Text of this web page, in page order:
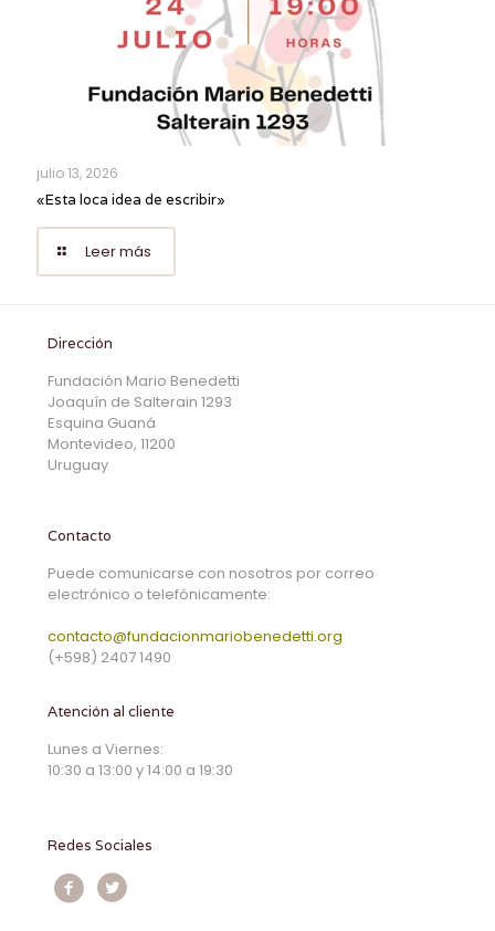
julio 13, 2026
«Esta loca idea de escribir»
Leer más
Dirección
Fundación Mario Benedetti
Joaquín de Salterain 1293
Esquina Guaná
Montevideo, 11200
Uruguay
Contacto
Puede comunicarse con nosotros por correo
electrónico o telefónicamente:
contacto@fundacionmariobenedetti.org
(+598) 2407 1490
Atención al cliente
Lunes a Viernes:
10:30 a 13:00 y 14:00 a 19:30
Redes Sociales